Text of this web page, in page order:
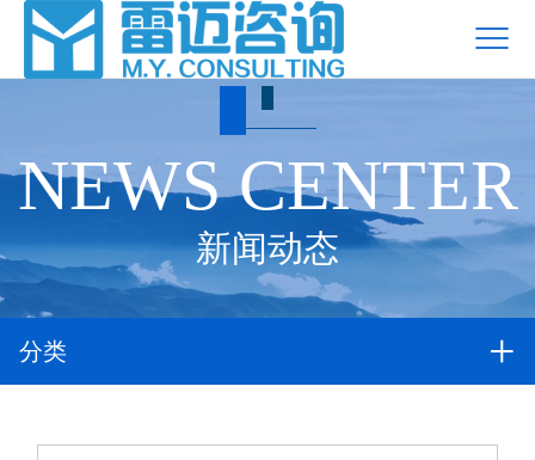
NEWS CENTER
新闻动态
分类